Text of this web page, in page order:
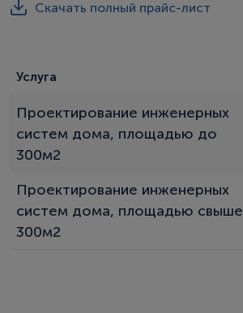
Скачать полный прайс-лист
Услуга
Проектирование инженерных
систем дома, площадью до
300м2
Проектирование инженерных
систем дома, площадью свыше
300м2